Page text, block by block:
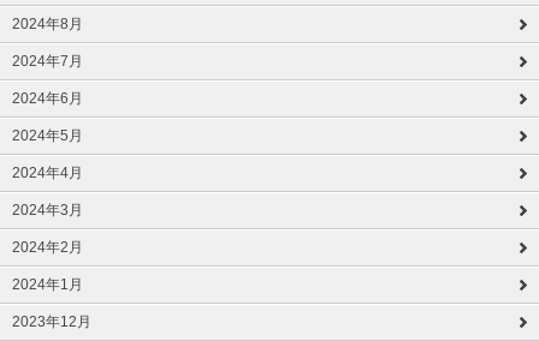
2024年8月
2024年7月
2024年6月
2024年5月
2024年4月
2024年3月
2024年2月
2024年1月
2023年12月